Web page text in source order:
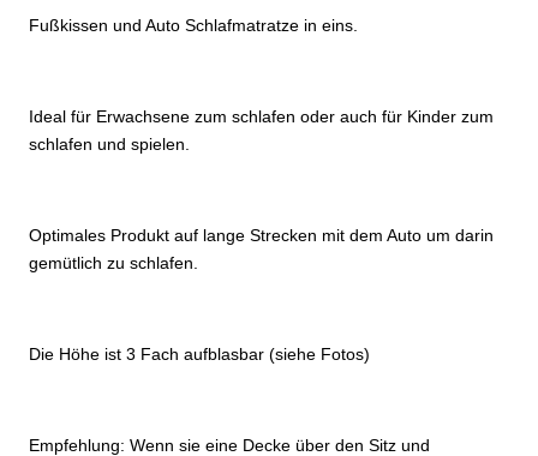
Fußkissen und Auto Schlafmatratze in eins.
Ideal für Erwachsene zum schlafen oder auch für Kinder zum
schlafen und spielen.
Optimales Produkt auf lange Strecken mit dem Auto um darin
gemütlich zu schlafen.
Die Höhe ist 3 Fach aufblasbar (siehe Fotos)
Empfehlung: Wenn sie eine Decke über den Sitz und